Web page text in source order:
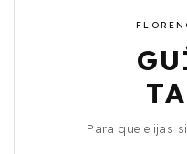
Para que elijas